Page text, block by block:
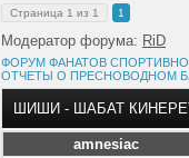
Страница 1 из 1 1
Модератор форума: RiD
ФОРУМ ФАНАТОВ
ОТЧЕТЫ О ПРЕСНОВОДНОМ
ШИШИ - ШАБАТ
amnesiac